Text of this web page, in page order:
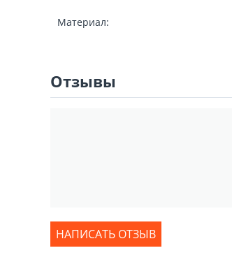
Материал:
Отзывы
НАПИСАТЬ ОТЗЫВ